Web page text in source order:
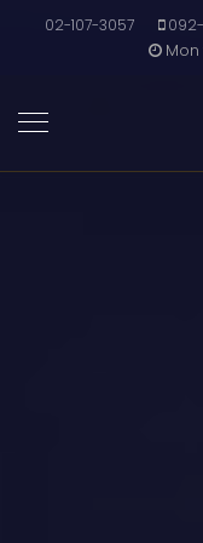
02-107-3057
Mon